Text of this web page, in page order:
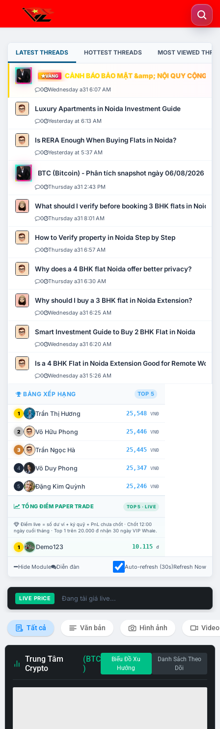
LATEST THREADS HOTTEST THREADS MOST VIEWED
VÀNG CẢNH BÁO BẢO MẬT &amp; NỘI QUY CỘNG
0 Wednesday a31 6:07 AM
Luxury Apartments in Noida Investment Guide
0 Yesterday at 6:13 AM
Is RERA Enough When Buying Flats in Noida?
0 Yesterday at 5:37 AM
BTC (Bitcoin) - Phân tích snapshot ngày 06/08/2026
0 Thursday a31 2:43 PM
What should I verify before booking 3 BHK flats in Noida?
0 Thursday a31 8:01 AM
How to Verify property in Noida Step by Step
0 Thursday a31 6:57 AM
Why does a 4 BHK flat Noida offer better privacy?
0 Thursday a31 6:30 AM
Why should I buy a 3 BHK flat in Noida Extension?
0 Wednesday a31 6:25 AM
Smart Investment Guide to Buy 2 BHK Flat in Noida
0 Wednesday a31 6:20 AM
Is a 4 BHK Flat in Noida Extension Good for Remote Work?
0 Wednesday a31 5:26 AM
BẢNG XẾP HẠNG TOP 5
1 Trần Thị Hương 25,548 VNĐ
2 Võ Hữu Phong 25,446 VNĐ
3 Trần Ngọc Hà 25,445 VNĐ
4 Võ Duy Phong 25,347 VNĐ
5 Đặng Kim Quỳnh 25,246 VNĐ
TỔNG ĐIỂM PAPER TRADE TOP 5 · LIVE
Điểm live = số dư ví + ký quỹ + PnL chưa chốt · Chốt 12:00
ngày cuối tháng · Top 1 trên 20.000 đ nhận 30 ngày VIP Whale.
1 Demo123 10.115 đ
Hide Module Diễn đàn Auto-refresh (30s)Refresh Now
LIVE PRICE Đang tải giá live...
Tất cả Văn bản Hình ảnh Video
Trung Tâm
Crypto
(BTC
)
Biểu Đồ Xu
Hướng
Danh Sách Theo
Dõi